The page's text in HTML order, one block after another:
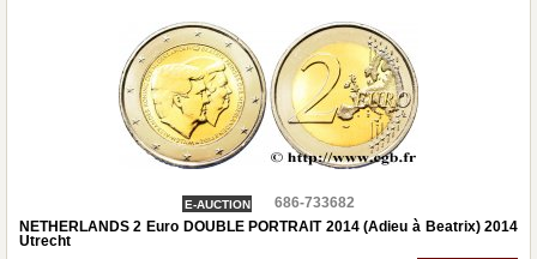
E-AUCTION
686-733682
NETHERLANDS 2 Euro DOUBLE PORTRAIT 2014 (Adieu à Beatrix) 2014
Utrecht